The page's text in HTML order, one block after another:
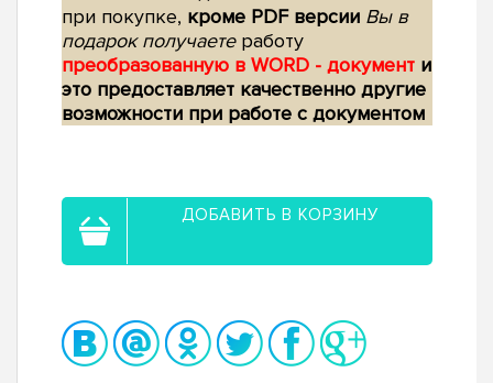
при покупке, кроме PDF версии Вы в
подарок получаетеработу
преобразованную в WORD - документ и
это предоставляет качественно другие
возможности при работе с документом
ДОБАВИТЬ В КОРЗИНУ